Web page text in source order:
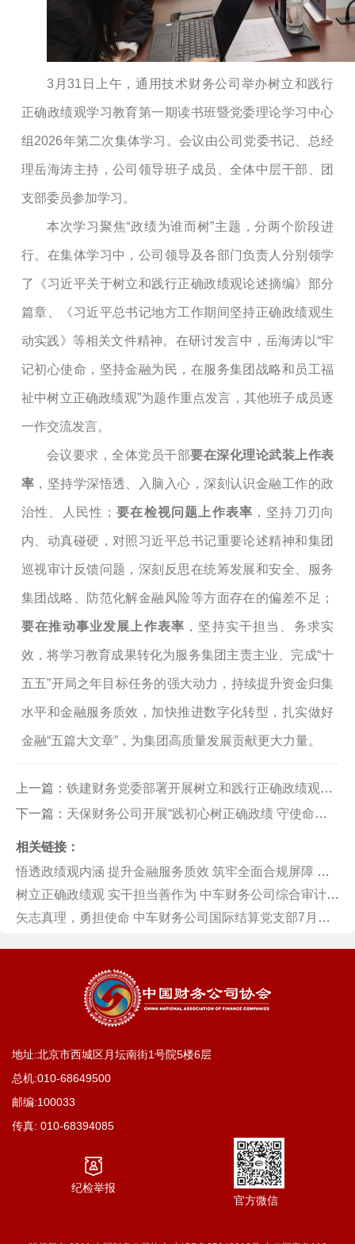
3 月31 日 上午 ，通用技术财务公司举办树立和践行
正确政绩观学习教育第一期读书班暨党委理论学习中心
组 2026年第二次集体学习。会议由公司党委书记、总经
理岳海涛主持，公司领导班子成员、全体中层干部 团
支部委员参加学习。
本次学习聚焦“政绩为谁而树”主题，分两个阶段进
行。 在集体学习中， 公司领导 及各部门负责人分别领学
了《习近平关于树立和践行正确政绩观论述摘编》 部分
篇章 、《习近平总书记地方工作期间坚持正确政绩观生
动实践》 等相关文件精神。在研讨发言中， 岳海涛以“牢
记初心使命，坚持金融为民，在服务集团战略和员工福
祉中树立正确政绩观”为题作重点发言，其他班子成员逐
一作交流发言。
会议要求，全体党员干部要在深化理论武装上作表
率 ，坚持学深悟透、入脑入心，深刻认识金融工作的政
治性、人民性； 要在检视问题上作表率 ，坚持刀刃向
内、动真碰硬，对照习近平总书记重要论述精神和集团
巡视审计反馈问题，深刻反思在统筹发展和安全、服务
集团战略、防范化解金融风险等方面存在的偏差不足；
要在推动事业发展上作表率 ，坚持实干担当、务求实
效，将学习教育成果转化为服务集团主责主业、完成“十
五五”开局之年目标任务的强大动力，持续提升资金归集
水平和金融服务质效，加快推进数字化转型，扎实做好
金融“五篇大文章”，为集团高质量发展贡献更大力量。
上一篇： 铁建财务党委部署开展树立和践行正确政绩观学习教育工作
下一篇： 天保财务公司开展“践初心树正确政绩 守使命促金融实干”主题党日活动
相关链接：
悟透政绩观内涵 提升金融服务质效 筑牢全面合规屏障 中车财务公司国际结算党支部书记赵普讲授专题党课
树立正确政绩观 实干担当善作为 中车财务公司综合审计党支部书记讲授学习教育专题党课
矢志真理，勇担使命 中车财务公司国际结算党支部7月主题党日活动
地址:北京市西城区月坛南街1号院5楼6层
总机:010-68649500
邮编:100033
传真: 010-68394085
纪检举报
官方微信